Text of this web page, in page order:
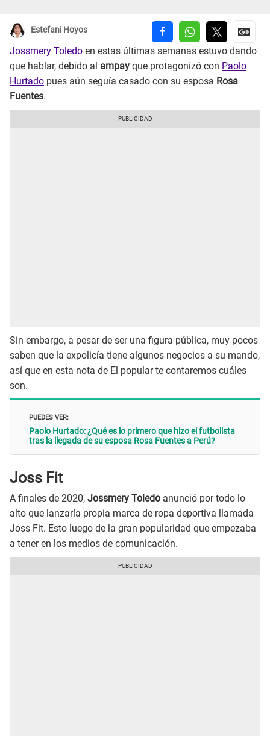
Estefani Hoyos
Jossmery Toledo en estas últimas semanas estuvo dando
que hablar, debido al ampay que protagonizó con Paolo
Hurtado pues aún seguía casado con su esposa Rosa
Fuentes.
Sin embargo, a pesar de ser una figura pública, muy pocos
saben que la expolicía tiene algunos negocios a su mando,
así que en esta nota de El popular te contaremos cuáles
son.
PUEDES VER:
Paolo Hurtado: ¿Qué es lo primero que hizo el futbolista
tras la llegada de su esposa Rosa Fuentes a Perú?
Joss Fit
A finales de 2020, Jossmery Toledo anunció por todo lo
alto que lanzaría propia marca de ropa deportiva llamada
Joss Fit. Esto luego de la gran popularidad que empezaba
a tener en los medios de comunicación.